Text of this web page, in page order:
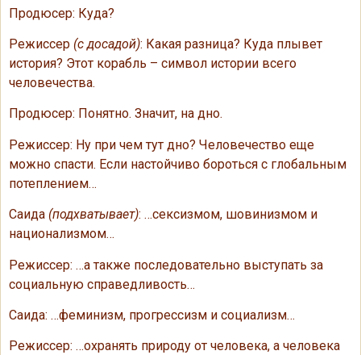
Продюсер: Куда?
Режиссер (с досадой): Какая разница? Куда плывет
история? Этот корабль – символ истории всего
человечества.
Продюсер: Понятно. Значит, на дно.
Режиссер: Ну при чем тут дно? Человечество еще
можно спасти. Если настойчиво бороться с глобальным
потеплением…
Саида (подхватывает): …сексизмом, шовинизмом и
национализмом…
Режиссер: …а также последовательно выступать за
социальную справедливость…
Саида: …феминизм, прогрессизм и социализм…
Режиссер: …охранять природу от человека, а человека